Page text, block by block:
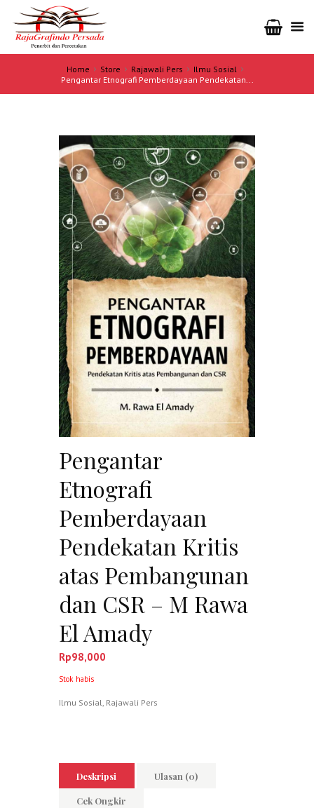
Home Store Rajawali Pers
Ilmu Sosial
Pengantar Etnografi Pemberdayaan Pendekatan...
Pengantar
Etnografi
Pemberdayaan
Pendekatan Kritis
atas Pembangunan
dan CSR – M Rawa
El Amady
Rp98,000
Stok habis
Ilmu Sosial, Rajawali Pers
Deskripsi Ulasan (0)
Cek Ongkir